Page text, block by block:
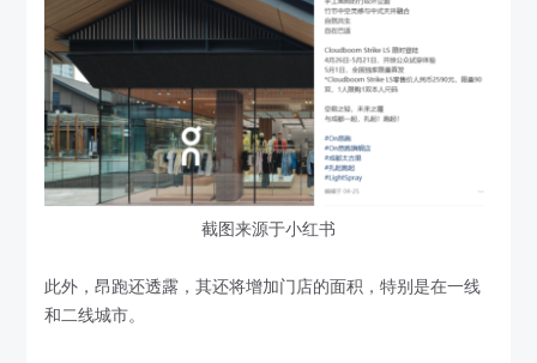
截图来源于小红书
此外，昂跑还透露，其还将增加门店的面积，特别是在一线
和二线城市。